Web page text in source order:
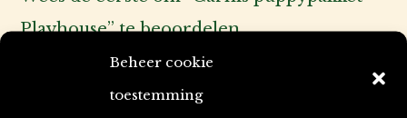
Beheer cookie
toestemming
Playhouse” te beoordelen
ingelogd zijnom een beoordeling
te plaatsen.